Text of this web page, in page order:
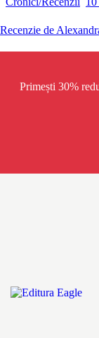
Recenzie de
Primești 30%